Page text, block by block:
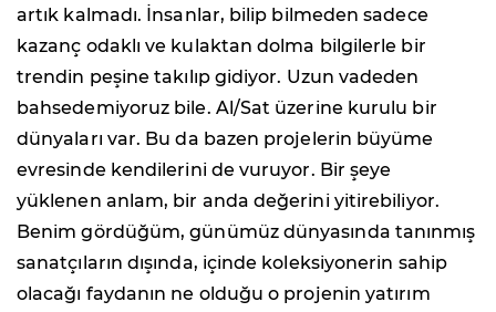
artık kalmadı. İnsanlar, bilip bilmeden sadece
kazanç odaklı ve kulaktan dolma bilgilerle bir
trendin peşine takılıp gidiyor. Uzun vadeden
bahsedemiyoruz bile. Al/Sat üzerine kurulu bir
dünyaları var. Bu da bazen projelerin büyüme
evresinde kendilerini de vuruyor. Bir şeye
yüklenen anlam, bir anda değerini yitirebiliyor.
Benim gördüğüm, günümüz dünyasında tanınmış
sanatçıların dışında, içinde koleksiyonerin sahip
olacağı faydanın ne olduğu o projenin yatırım